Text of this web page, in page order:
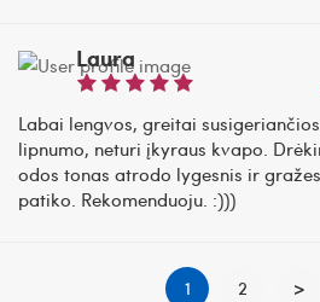
Laura
Labai lengvos, greitai
lipnumo, neturi įkyraus kvapo.
odos tonas atrodo lygesnis ir
patiko. Rekomenduoju. :)))
1 2 >